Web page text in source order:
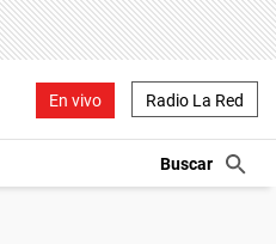
En vivo Radio La Red